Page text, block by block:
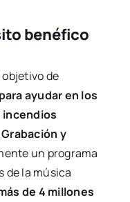
benéfico
de
ayudar en los
y
un programa
de la música
de 4 millones